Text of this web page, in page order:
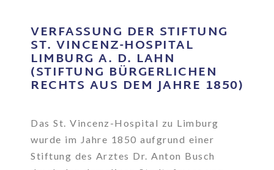
VERFASSUNG DER STIFTUNG
ST. VINCENZ-HOSPITAL
LIMBURG A. D. LAHN
(STIFTUNG BÜRGERLICHEN
RECHTS AUS DEM JAHRE 1850)
Das St. Vincenz-Hospital zu Limburg
wurde im Jahre 1850 aufgrund einer
Stiftung des Arztes Dr. Anton Busch